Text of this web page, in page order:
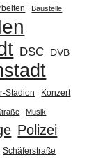
Baustelle
DSC DVB
Stadion
Konzert
Musik
Polizei
Schäferstraße